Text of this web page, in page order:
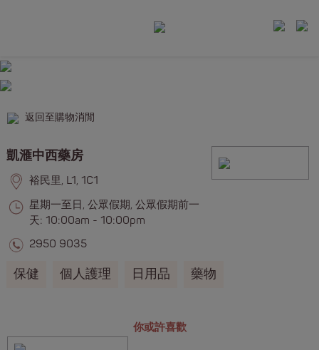
返回至購物消閒
凱滙中西藥房
裕民里, L1, 1C1
星期一至日, 公眾假期, 公眾假期前一
天: 10:00am - 10:00pm
2950 9035
保健 個人護理 日用品 藥物
你或許喜歡